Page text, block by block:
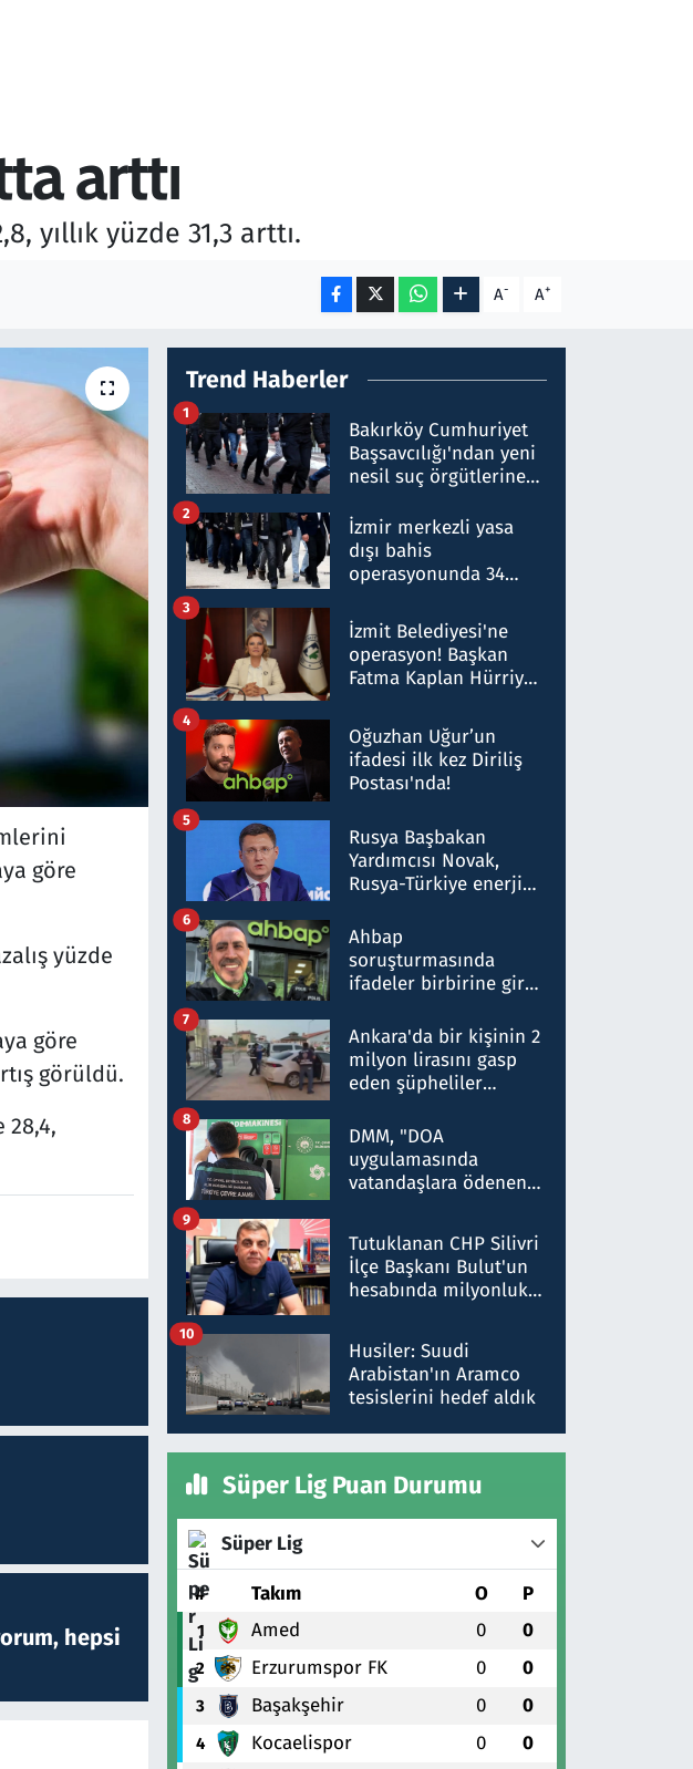
arttı
yıllık yüzde 31,3 arttı.
A- A+
göre
yüzde
göre
görüldü.
28,4,
hepsi
Trend Haberler
Bakırköy Cumhuriyet
Başsavcılığı'ndan yeni
nesil suç örgütlerine
hakkında gözaltı kararı
1
İzmir merkezli yasa
dışı bahis
operasyonunda 34
Milyar liralık para
trafiği tespit edildi
2
İzmit Belediyesi'ne
operasyon! Başkan
Fatma Kaplan Hürriyet
3
Oğuzhan Uğur’un
ifadesi ilk kez Diriliş
Postası'nda!
4
Rusya Başbakan
Yardımcısı Novak,
Rusya-Türkiye enerji
nitelikte olduğunu
belirtti
5
Ahbap
soruşturmasında
ifadeler birbirine girdi:
ifadelerinden ortaya
çıkan tablo şok etti
6
Ankara'da bir kişinin 2
milyon lirasını gasp
eden şüpheliler
7
DMM, "DOA
uygulamasında
vatandaşlara ödenen
düşürüldüğü" iddiasını
yalanladı
8
Tutuklanan CHP Silivri
İlçe Başkanı Bulut'un
hesabında milyonluk
talimat verdi, ben
gönderdim
9
Husiler: Suudi
Arabistan'ın Aramco
tesislerini hedef aldık
10
Süper Lig Puan Durumu
Süper Lig
# Takım O P
1 Amed 0 0
2 Erzurumspor FK 0 0
3 Başakşehir 0 0
4 Kocaelispor 0 0